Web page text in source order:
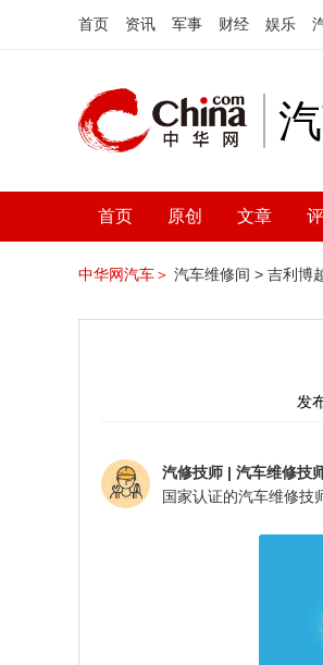
首页 资讯 军事 财经 娱乐
首页 原创 文章
中华网汽车＞ 汽车维修间 > 吉利博
发
汽修技师 | 汽车维修技